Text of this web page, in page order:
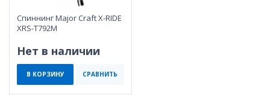
Спиннинг Major Craft X-RIDE
XRS-T792M
Нет в наличии
В КОРЗИНУ СРАВНИТЬ